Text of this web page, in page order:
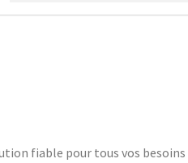
fiable pour tous vos besoins